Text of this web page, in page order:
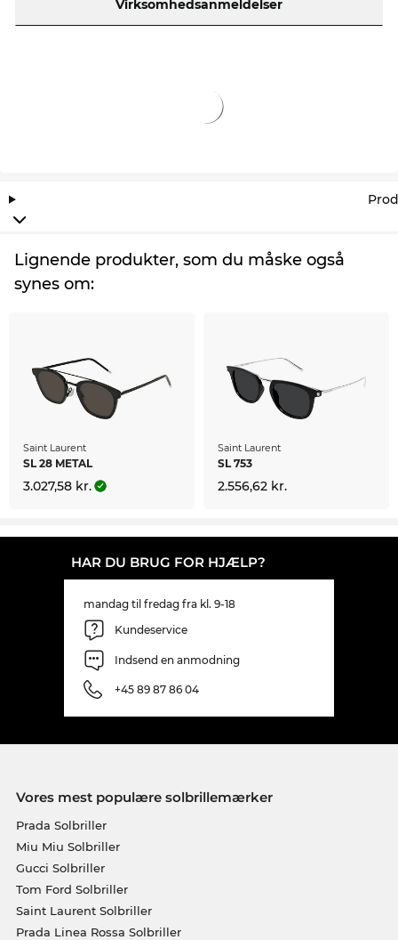
Virksomhedsanmeldelser
Lignende produkter, som du måske også
synes om:
Saint Laurent
SL 28 METAL
3.027,58 kr.
Saint Laurent
SL 753
2.556,62 kr.
HAR DU BRUG FOR HJÆLP?
mandag til fredag fra kl. 9-18
Kundeservice
Indsend en anmodning
+45 89 87 86 04
Vores mest populære solbrillemærker
Prada Solbriller
Miu Miu Solbriller
Gucci Solbriller
Tom Ford Solbriller
Saint Laurent Solbriller
Prada Linea Rossa Solbriller